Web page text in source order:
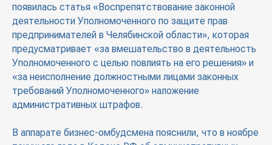
появилась статья «Воспрепятствование законной
деятельности Уполномоченного по защите прав
предпринимателей в Челябинской области», которая
предусматривает «за вмешательство в деятельность
Уполномоченного с целью повлиять на его решения» и
«за неисполнение должностными лицами законных
требований Уполномоченного» наложение
административных штрафов.
В аппарате бизнес-омбудсмена пояснили, что в ноябре